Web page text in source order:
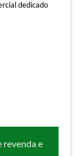
dedicado
revenda e